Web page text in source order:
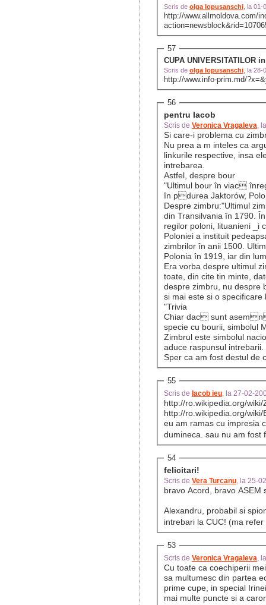
Scris de olga lopusanschi, la 01-
http://www.allmoldova.com/
57
CUPA UNIVERSITATILOR
Scris de olga lopusanschi, la 28-
http://www.info-prim.md/
56
pentru Iacob
Scris de Veronica Vragaleva ,
Si care-i problema cu
Nu prea a m inteles ca
linkurile respective, insa
intrebarea.
Astfel, despre bour
"Ultimul bour în viac
în pdurea Jaktorów,
Despre zimbru:"Ultimul
din Transilvania în 1790.
regilor poloni, lituanieni _i
Poloniei a instituit
zimbrilor în anii 1500.
Polonia în 1919, iar din
Era vorba despre ultimul
toate, din cite tin minte,
despre zimbru, nu despre
si mai este si o
"Trivia
Chiar dac sunt
specie cu bourii, simbolul
Zimbrul este simbolul
aduce raspunsul intrebarii.
Sper ca am fost destul de
55
Scris de Iacob ieu, la 27-02-
http://ro.wikipedia.org/
http://ro.wikipedia.org/
eu am ramas cu impresia
dumineca. sau nu am fost
54
felicitari!
Scris de Vera Turcanu, la 25-
bravo Acord, bravo
Alexandru, probabil si
intrebari la CUC! (ma
53
Scris de Veronica Vragaleva ,
Cu toate ca coechiperii
sa multumesc din partea
prime cupe, in special
mai multe puncte si a